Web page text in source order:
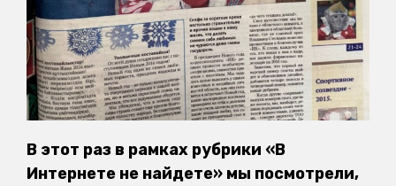
В этот раз в рамках рубрики «В
Интернете не найдете» мы посмотрели,